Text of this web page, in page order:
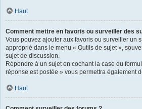
Haut
Comment mettre en favoris ou surveiller des
Vous pouvez ajouter aux favoris ou surveiller un
approprié dans le menu « Outils de sujet »,
sujet de discussion.
Répondre à un sujet en cochant la case du
réponse est postée » vous permettra également
Haut